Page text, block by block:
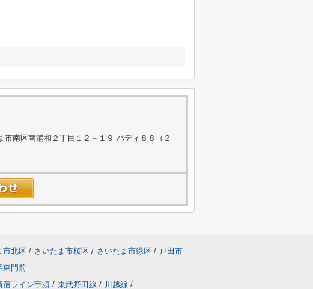
市南区南浦和２丁目１２－１９ バディ８８（２
市北区 / さいたま市桜区 / さいたま市緑区 / 戸田市
東門前
宿ライン宇須 / 東武野田線 / 川越線 /